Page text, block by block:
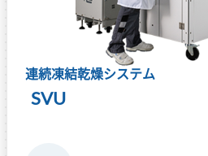
連続凍結乾燥システム
SVU